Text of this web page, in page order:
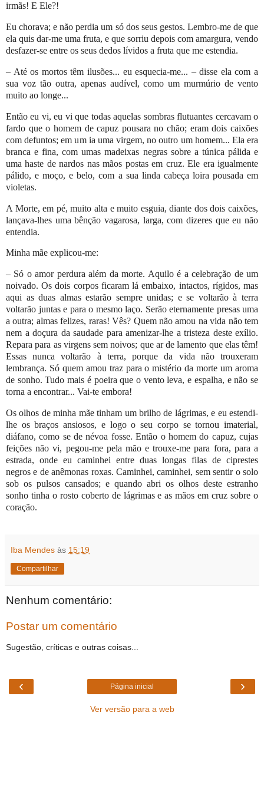
irmãs! E Ele?!
Eu chorava; e não perdia um só dos seus gestos. Lembro-me de que
ela quis dar-me uma fruta, e que sorriu depois com amargura, vendo
desfazer-se entre os seus dedos lívidos a fruta que me estendia.
– Até os mortos têm ilusões... eu esquecia-me... – disse ela com a
sua voz tão outra, apenas audível, como um murmúrio de vento
muito ao longe...
Então eu vi, eu vi que todas aquelas sombras flutuantes cercavam o
fardo que o homem de capuz pousara no chão; eram dois caixões
com defuntos; em um ia uma virgem, no outro um homem... Ela era
branca e fina, com umas madeixas negras sobre a túnica pálida e
uma haste de nardos nas mãos postas em cruz. Ele era igualmente
pálido, e moço, e belo, com a sua linda cabeça loira pousada em
violetas.
A Morte, em pé, muito alta e muito esguia, diante dos dois caixões,
lançava-lhes uma bênção vagarosa, larga, com dizeres que eu não
entendia.
Minha mãe explicou-me:
– Só o amor perdura além da morte. Aquilo é a celebração de um
noivado. Os dois corpos ficaram lá embaixo, intactos, rígidos, mas
aqui as duas almas estarão sempre unidas; e se voltarão à terra
voltarão juntas e para o mesmo laço. Serão eternamente presas uma
a outra; almas felizes, raras! Vês? Quem não amou na vida não tem
nem a doçura da saudade para amenizar-lhe a tristeza deste exílio.
Repara para as virgens sem noivos; que ar de lamento que elas têm!
Essas nunca voltarão à terra, porque da vida não trouxeram
lembrança. Só quem amou traz para o mistério da morte um aroma
de sonho. Tudo mais é poeira que o vento leva, e espalha, e não se
torna a encontrar... Vai-te embora!
Os olhos de minha mãe tinham um brilho de lágrimas, e eu estendi-
lhe os braços ansiosos, e logo o seu corpo se tornou imaterial,
diáfano, como se de névoa fosse. Então o homem do capuz, cujas
feições não vi, pegou-me pela mão e trouxe-me para fora, para a
estrada, onde eu caminhei entre duas longas filas de ciprestes
negros e de anêmonas roxas. Caminhei, caminhei, sem sentir o solo
sob os pulsos cansados; e quando abri os olhos deste estranho
sonho tinha o rosto coberto de lágrimas e as mãos em cruz sobre o
coração.
Iba Mendes às 15:19
Compartilhar
Nenhum comentário:
Postar um comentário
Sugestão, críticas e outras coisas...
‹ ›
Página inicial
Ver versão para a web